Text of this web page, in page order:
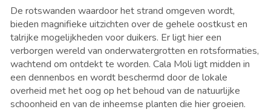
De rotswanden waardoor het strand omgeven wordt,
bieden magnifieke uitzichten over de gehele oostkust en
talrijke mogelijkheden voor duikers. Er ligt hier een
verborgen wereld van onderwatergrotten en rotsformaties,
wachtend om ontdekt te worden. Cala Moli ligt midden in
een dennenbos en wordt beschermd door de lokale
overheid met het oog op het behoud van de natuurlijke
schoonheid en van de inheemse planten die hier groeien.